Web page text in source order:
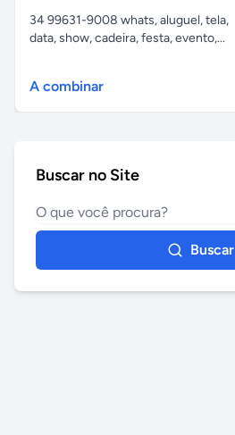
34 99631-9008 whats, aluguel, tela,
data, show, cadeira, festa, evento,...
A combinar
Buscar no Site
Buscar